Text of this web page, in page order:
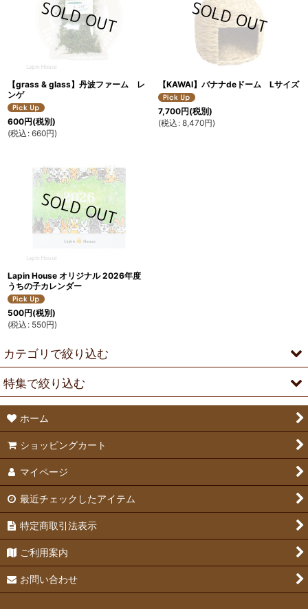
【grass & glass】丹波ファーム レ
ンゲ
600円(税別)
(税込 : 660円)
【KAWAI】バナナdeドーム Lサイズ
7,700円(税別)
(税込 : 8,470円)
Lapin House オリジナル 2026年度
うちの子カレンダー
500円(税別)
(税込 : 550円)
カテゴリで絞り込む
Lapin House
ネームプレート工房
フード
食器・牧草入れ・給水ボトル
ハウス・マット
トイレ・消臭 用品
特集で絞り込む
ネザーランドドワーフ
ホーランドロップ
ミニレッキス
ジャージーウーリー
ドワーフホト
ホーム
ショッピングカート
マイページ
最近チェックしたアイテム
特定商取引法表示
ご利用案内
お問い合わせ